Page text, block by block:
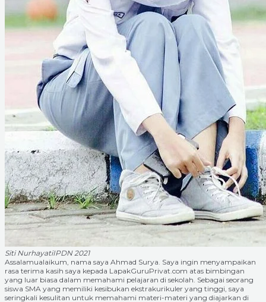
Siti NurhayatiIPDN 2021
Assalamualaikum, nama saya Ahmad Surya. Saya ingin menyampaikan
rasa terima kasih saya kepada LapakGuruPrivat.com atas bimbingan
yang luar biasa dalam memahami pelajaran di sekolah. Sebagai seorang
siswa SMA yang memiliki kesibukan ekstrakurikuler yang tinggi, saya
seringkali kesulitan untuk memahami materi-materi yang diajarkan di